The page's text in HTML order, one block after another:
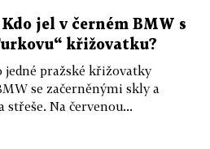
jel v černém BMW s
křižovatku?
jedné pražské křižovatky
se začerněnými skly a
Na červenou...